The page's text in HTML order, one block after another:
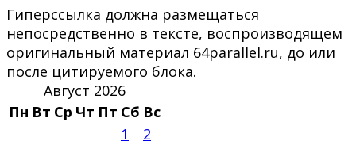
Гиперссылка должна размещаться
непосредственно в тексте, воспроизводящем
оригинальный материал 64parallel.ru, до или
после цитируемого блока.
Август 2026
Пн Вт Ср Чт Пт Сб Вс
1
2